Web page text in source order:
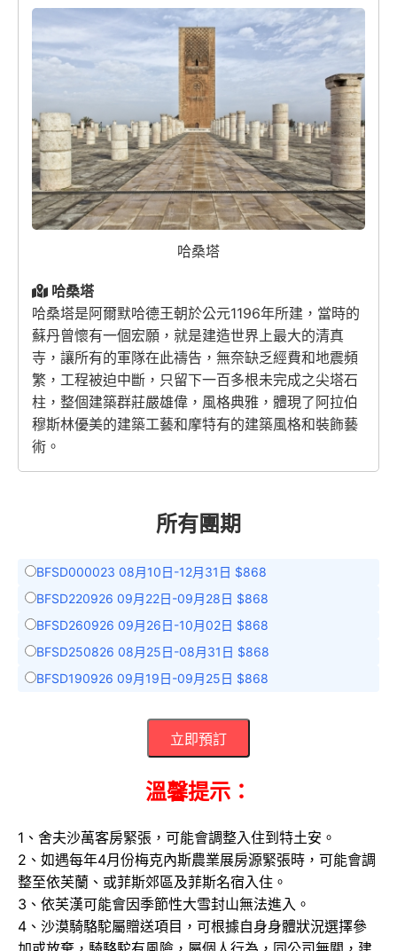
哈桑塔
哈桑塔
哈桑塔是阿爾默哈德王朝於公元1196年所建，當時的
蘇丹曾懷有一個宏願，就是建造世界上最大的清真
寺，讓所有的軍隊在此禱告，無奈缺乏經費和地震頻
繁，工程被迫中斷，只留下一百多根未完成之尖塔石
柱 ，整個建築群莊嚴雄偉，風格典雅，體現了阿拉伯
穆斯林優美的建築工藝和摩特有的建築風格和裝飾藝
術。
所有團期
BFSD000023 08月10日-12月31日 $868
BFSD220926 09月22日-09月28日 $868
BFSD260926 09月26日-10月02日 $868
BFSD250826 08月25日-08月31日 $868
BFSD190926 09月19日-09月25日 $868
立即預訂
溫馨提示：
1、 舍夫沙萬客房緊張，可能會調整入住到特土安。
2、如遇每年4月份梅克內斯農業展房源緊張時，可能會調
整至依芙蘭、或菲斯郊區及菲斯名宿入住。
3、依芙漢可能會因季節性大雪封山無法進入。
4、沙漠騎駱駝屬贈送項目，可根據自身身體狀況選擇參